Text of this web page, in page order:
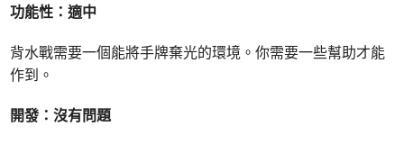
功能性：適中
背水戰需要一個能將手牌棄光的環境。你需要一些幫助才能
作到。
開發：沒有問題